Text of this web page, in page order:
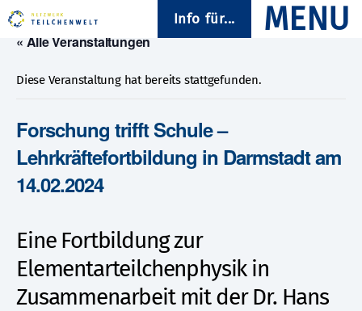
Info für...
« Alle Veranstaltungen
Diese Veranstaltung hat bereits stattgefunden.
Forschung trifft Schule –
Lehrkräftefortbildung in Darmstadt am
14.02.2024
Eine Fortbildung zur
Elementarteilchenphysik in
Zusammenarbeit mit der Dr. Hans